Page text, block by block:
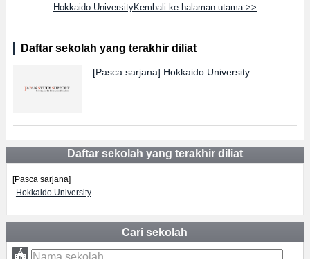
Hokkaido UniversityKembali ke halaman utama >>
Daftar sekolah yang terakhir diliat
[Pasca sarjana] Hokkaido University
Daftar sekolah yang terakhir diliat
[Pasca sarjana]
Hokkaido University
Cari sekolah